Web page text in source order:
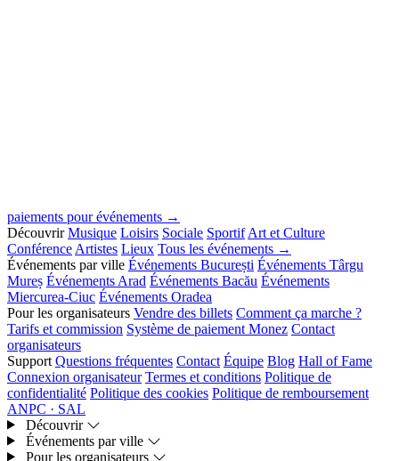
paiements pour événements →
Découvrir Musique Loisirs Sociale Sportif Art et Culture
Conférence Artistes Lieux Tous les événements →
Événements par ville Événements București Événements Târgu
Mureș Événements Arad Événements Bacău Événements
Miercurea-Ciuc Événements Oradea
Pour les organisateurs Vendre des billets Comment ça marche ?
Tarifs et commission Système de paiement Monez Contact
organisateurs
Support Questions fréquentes Contact Équipe Blog Hall of Fame
Connexion organisateur Termes et conditions Politique de
confidentialité Politique des cookies Politique de remboursement
ANPC · SAL
Découvrir
Événements par ville
Pour les organisateurs